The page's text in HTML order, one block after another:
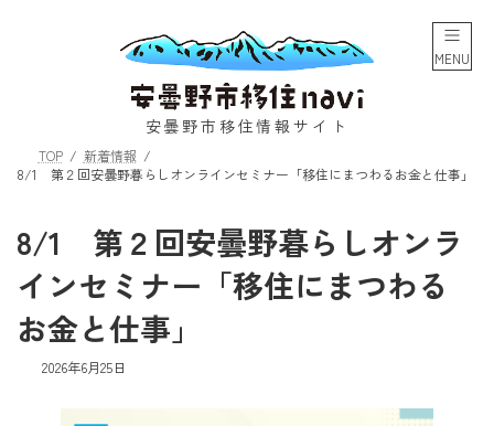
安曇野市移住情報サイト
TOP
新着情報
8/1 第２回安曇野暮らしオンラインセミナー「移住にまつわるお金と仕事」
8/1 第２回安曇野暮らしオンラ
インセミナー「移住にまつわる
お金と仕事」
2026年6月25日
MENU